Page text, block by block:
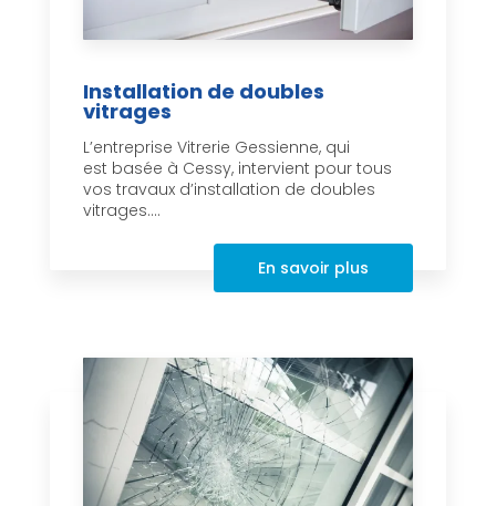
Installation de doubles
vitrages
L’entreprise Vitrerie Gessienne, qui
est basée à Cessy, intervient pour tous
vos travaux d’installation de doubles
vitrages....
En savoir plus